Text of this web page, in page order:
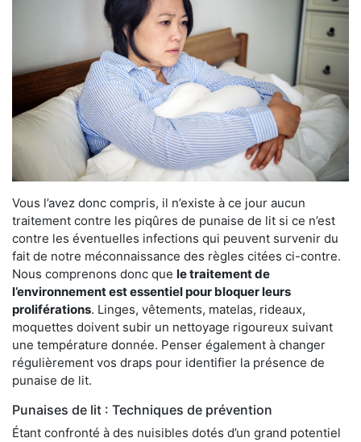
Vous l’avez donc compris, il n’existe à ce jour aucun
traitement contre les piqûres de punaise de lit si ce n’est
contre les éventuelles infections qui peuvent survenir du
fait de notre méconnaissance des règles citées ci-contre.
Nous comprenons donc que le traitement de
l’environnement est essentiel pour bloquer leurs
proliférations. Linges, vêtements, matelas, rideaux,
moquettes doivent subir un nettoyage rigoureux suivant
une température donnée. Penser également à changer
régulièrement vos draps pour identifier la présence de
punaise de lit.
Punaises de lit : Techniques de prévention
Étant confronté à des nuisibles dotés d’un grand potentiel